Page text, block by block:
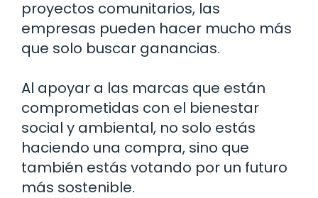
proyectos comunitarios, las
empresas pueden hacer mucho más
que solo buscar ganancias.
Al apoyar a las marcas que están
comprometidas con el bienestar
social y ambiental, no solo estás
haciendo una compra, sino que
también estás votando por un futuro
más sostenible.